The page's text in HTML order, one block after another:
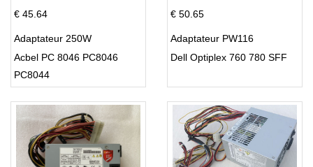
€ 45.64
Adaptateur 250W
Acbel PC 8046 PC8046
PC8044
€ 50.65
Adaptateur PW116
Dell Optiplex 760 780 SFF